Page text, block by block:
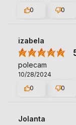
0
0
izabela
polecam
10/28/2024
0
0
Jolanta